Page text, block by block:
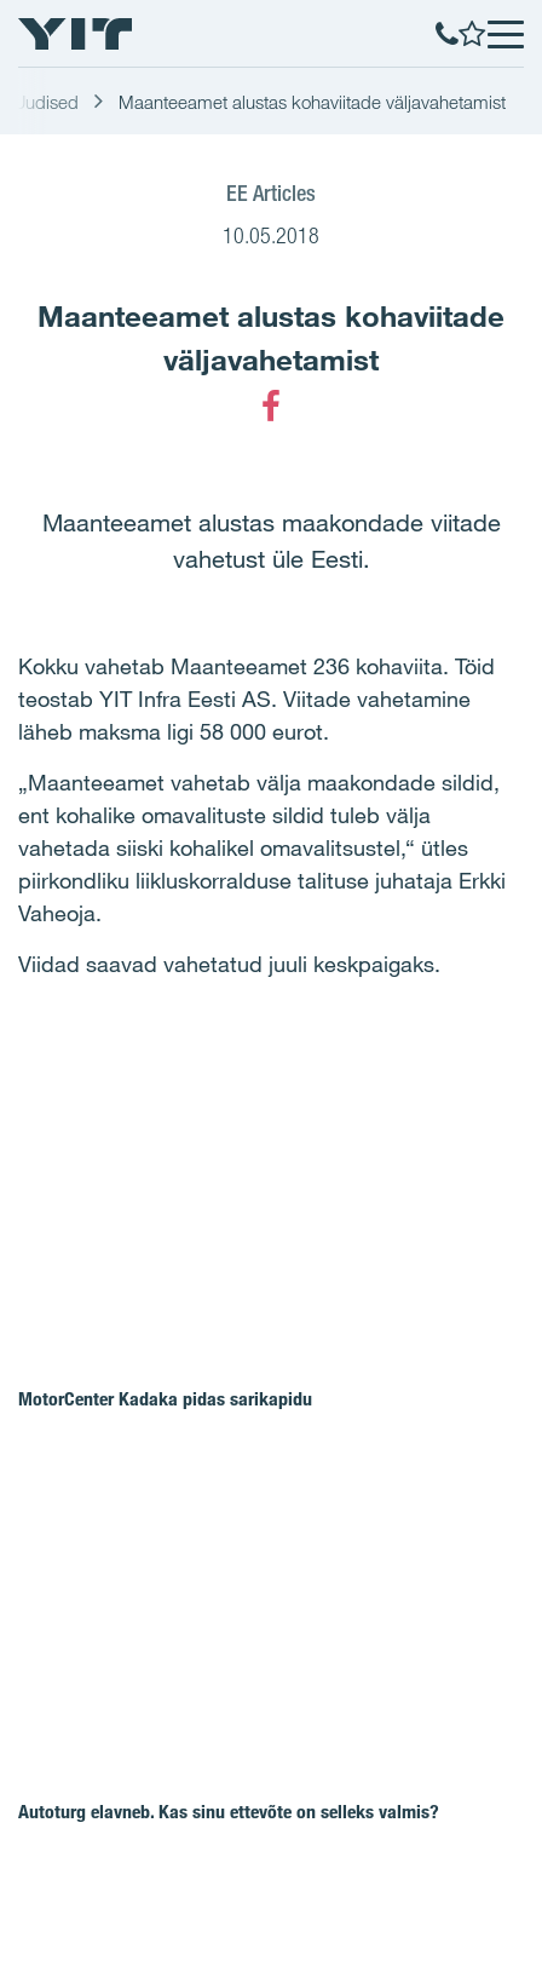
Uudised Maanteeamet alustas kohaviitade väljavahetamist
EE Articles
10.05.2018
Maanteeamet alustas kohaviitade
väljavahetamist
Maanteeamet alustas maakondade viitade
vahetust üle Eesti.
Kokku vahetab Maanteeamet 236 kohaviita. Töid
teostab YIT Infra Eesti AS. Viitade vahetamine
läheb maksma ligi 58 000 eurot.
„Maanteeamet vahetab välja maakondade sildid,
ent kohalike omavalituste sildid tuleb välja
vahetada siiski kohalikel omavalitsustel,“ ütles
piirkondliku liikluskorralduse talituse juhataja Erkki
Vaheoja.
Viidad saavad vahetatud juuli keskpaigaks.
MotorCenter Kadaka pidas sarikapidu
Autoturg elavneb. Kas sinu ettevõte on selleks valmis?